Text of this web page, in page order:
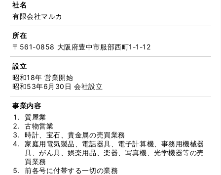
社名
有限会社マルカ
所在
〒561-0858 大阪府豊中市服部西町1-1-12
設立
昭和18年 営業開始
昭和53年6月30日 会社設立
事業内容
質屋業
古物営業
時計、宝石、貴金属の売買業務
家庭用電気製品、電話器具、電子計算機、事務用機械器
具、がん具、娯楽用品、楽器、写真機、光学機器等の売
買業務
前各号に付帯する一切の業務